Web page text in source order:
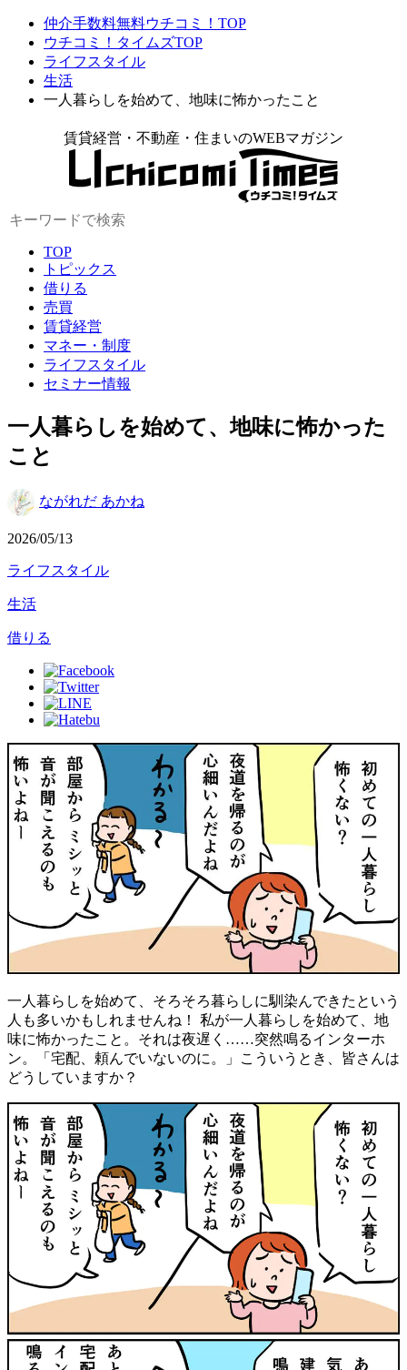
仲介手数料無料ウチコミ！TOP
ウチコミ！タイムズTOP
ライフスタイル
生活
一人暮らしを始めて、地味に怖かったこと
賃貸経営・不動産・住まいのWEBマガジン
TOP
トピックス
借りる
売買
賃貸経営
マネー・制度
ライフスタイル
セミナー情報
一人暮らしを始めて、地味に怖かった
こと
ながれだ あかね
2026/05/13
ライフスタイル
生活
借りる
一人暮らしを始めて、そろそろ暮らしに馴染んできたという
人も多いかもしれませんね！ 私が一人暮らしを始めて、地
味に怖かったこと。それは夜遅く……突然鳴るインターホ
ン。「宅配、頼んでいないのに。」こういうとき、皆さんは
どうしていますか？